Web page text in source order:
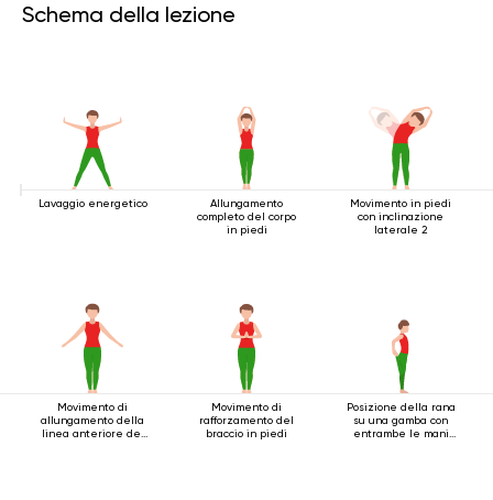
Schema della lezione
Lavaggio energetico
Allungamento
completo del corpo
in piedi
Movimento in piedi
con inclinazione
laterale 2
Movimento di
allungamento della
linea anteriore del
Movimento di
rafforzamento del
braccio in piedi
Posizione della rana
su una gamba con
entrambe le mani